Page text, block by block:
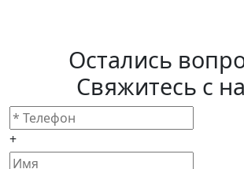
Остались
Свяжитесь с
+